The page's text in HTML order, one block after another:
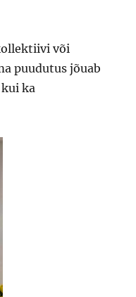
või
puudutus jõuab
ka